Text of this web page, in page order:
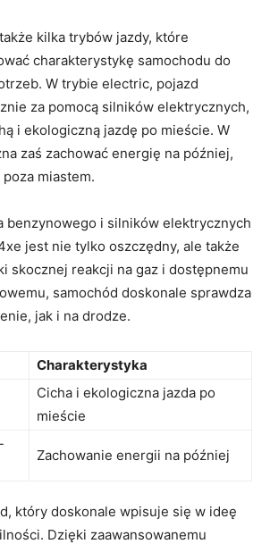
kilka trybów jazdy, które
charakterystykę samochodu do
W trybie electric, ‌pojazd
za pomocą silników elektrycznych,
i ekologiczną jazdę po mieście. ​W
zaś zachować energię⁣ na później,
miastem.
benzynowego i silników elektrycznych
jest​ nie tylko​ oszczędny, ale ⁤także
skocznej‍ reakcji na gaz i‌ dostępnemu
samochód doskonale sprawdza
jak⁤ i na drodze.
Charakterystyka
Cicha i ekologiczna ⁢jazda po
mieście
Zachowanie energii na później
który ‌doskonale wpisuje się w ideę
Dzięki zaawansowanemu